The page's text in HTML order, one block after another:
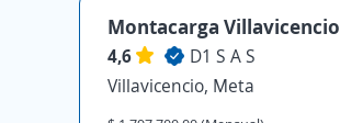
Montacarga Villavicencio
4,6
D1 S A S
Villavicencio, Meta